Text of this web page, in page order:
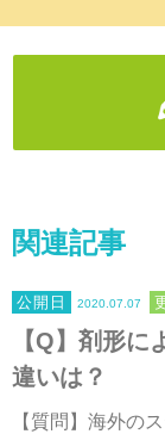
関連記事
2020.07.07
【Q】剤形
違いは？
【質問】海外の